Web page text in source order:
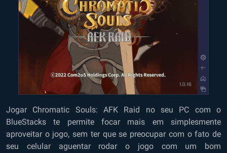
Jogar Chromatic Souls: AFK Raid no seu PC com o
BlueStacks te permite focar mais em simplesmente
aproveitar o jogo, sem ter que se preocupar com o fato de
seu celular aguentar rodar o jogo com um bom